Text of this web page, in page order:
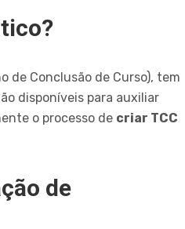
de Conclusão de Curso), tem
disponíveis para auxiliar
o processo de criar TCC
de